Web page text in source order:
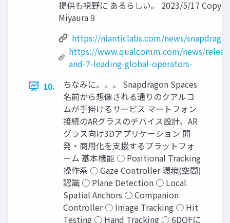
提供も視野に あるらしい。 2023/5/17
Miyaura 9
https://nianticlabs.com/news/
https://www.qualcomm.com/news/
and-7-leading-global-operators-
10.
ちなみに。。。 Snapdragon Spaces
名前から想像される通りのクアルコ
ムが手掛けるサービス マートフォン
接続のARグラスのデバイス設計、AR
グラス向け3Dアプリケーション 開
発・商用化を支援するプラットフォ
ーム 基本機能 ○ Positional Tracking
操作系 ○ Gaze Controller 環境(空間)
認識 ○ Plane Detection ○ Local
Spatial Anchors ○ Companion
Controller ○ Image Tracking ○ Hit
Testing ○ Hand Tracking ○ 6DOFに